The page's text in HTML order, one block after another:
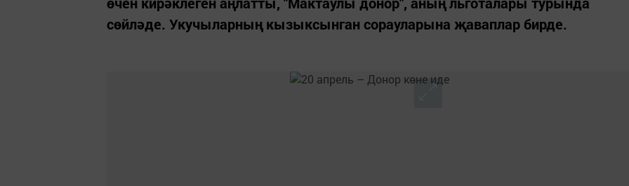
сөйләде. Укучыларның кызыксынган сорауларына җаваплар бирде.